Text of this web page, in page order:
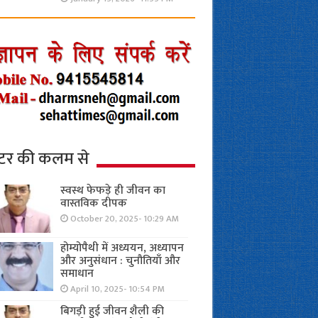
की कलम से
स्वस्थ फेफड़े ही जीवन का
वास्तविक दीपक
October 20, 2025- 10:29 AM
होम्योपैथी में अध्ययन, अध्यापन
और अनुसंधान : चुनौतियाँ और
समाधान
April 10, 2025- 10:54 PM
बिगड़ी हुई जीवन शैली की